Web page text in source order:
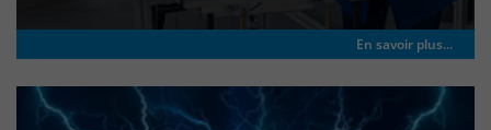
En savoir plus...